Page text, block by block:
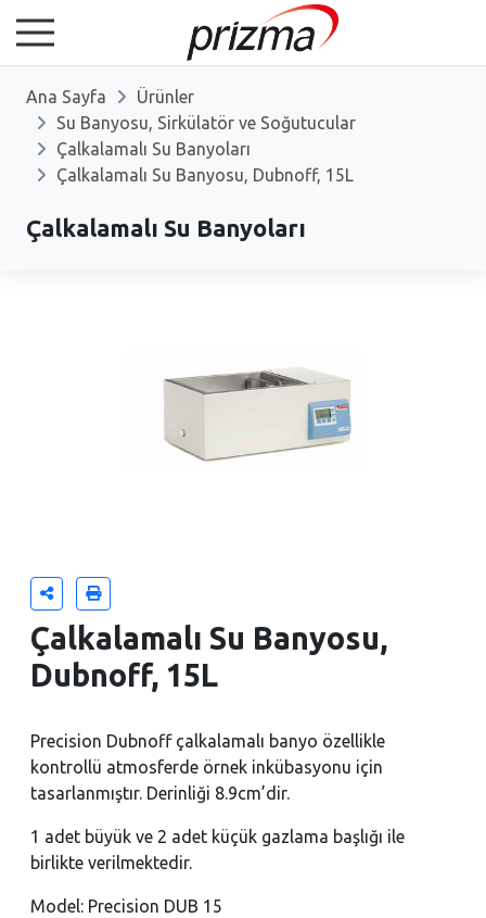
Ana Sayfa
Ürünler
Su Banyosu, Sirkülatör ve Soğutucular
Çalkalamalı Su Banyoları
Çalkalamalı Su Banyosu, Dubnoff, 15L
Çalkalamalı Su Banyoları
Çalkalamalı Su Banyosu,
Dubnoff, 15L
Precision Dubnoff çalkalamalı banyo özellikle
kontrollü atmosferde örnek inkübasyonu için
tasarlanmıştır. Derinliği 8.9cm’dir.
1 adet büyük ve 2 adet küçük gazlama başlığı ile
birlikte verilmektedir.
Model: Precision DUB 15